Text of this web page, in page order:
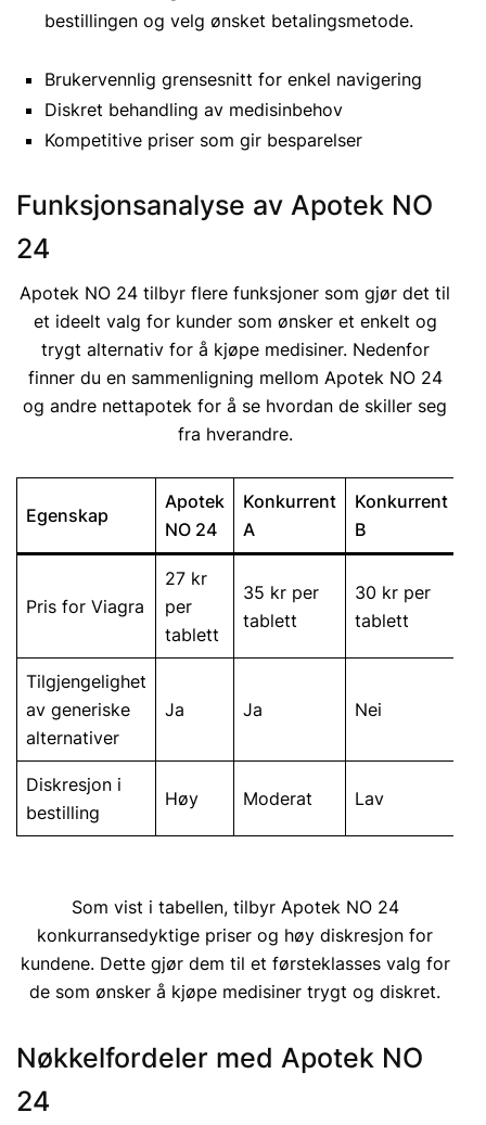
bestillingen og velg ønsket betalingsmetode.
Brukervennlig grensesnitt for enkel navigering
Diskret behandling av medisinbehov
Kompetitive priser som gir besparelser
Funksjonsanalyse av Apotek NO
24
Apotek NO 24 tilbyr flere funksjoner som gjør det til
et ideelt valg for kunder som ønsker et enkelt og
trygt alternativ for å kjøpe medisiner. Nedenfor
finner du en sammenligning mellom Apotek NO 24
og andre nettapotek for å se hvordan de skiller seg
fra hverandre.
Egenskap
Apotek
NO 24
Konkurrent
A
Konkurrent
B
Pris for Viagra
27 kr
per
tablett
35 kr per
tablett
30 kr per
tablett
Tilgjengelighet
av generiske
alternativer
Ja Ja Nei
Diskresjon i
bestilling
Høy Moderat Lav
Som vist i tabellen, tilbyr Apotek NO 24
konkurransedyktige priser og høy diskresjon for
kundene. Dette gjør dem til et førsteklasses valg for
de som ønsker å kjøpe medisiner trygt og diskret.
Nøkkelfordeler med Apotek NO
24